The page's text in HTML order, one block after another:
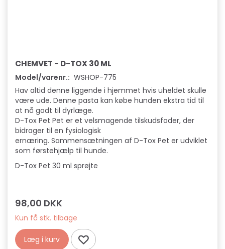
CHEMVET - D-TOX 30 ML
Model/varenr.: WSHOP-775
Hav altid denne liggende i hjemmet hvis uheldet skulle
være ude. Denne pasta kan købe hunden ekstra tid til
at nå godt til dyrlæge.
D-Tox Pet Pet er et velsmagende tilskudsfoder, der
bidrager til en fysiologisk
ernæring. Sammensætningen af D-Tox Pet er udviklet
som førstehjælp til hunde.
D-Tox Pet 30 ml sprøjte
98,00 DKK
Kun få stk. tilbage
Læg i kurv